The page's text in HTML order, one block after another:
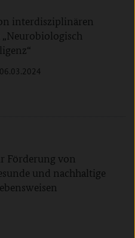
interdisziplinären
Förderung von
und nachhaltige